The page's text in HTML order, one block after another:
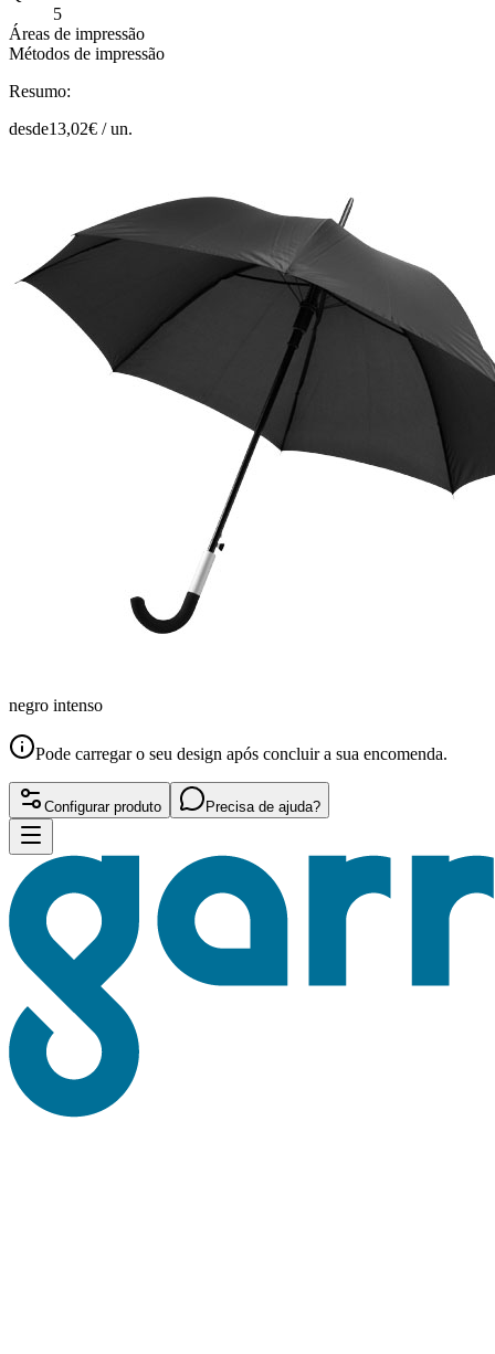
5
Áreas de impressão
Métodos de impressão
Resumo:
desde13,02€ /un.
negro intenso
Pode carregar o seu design após concluir a sua encomenda.
Configurar produto Precisa de ajuda?